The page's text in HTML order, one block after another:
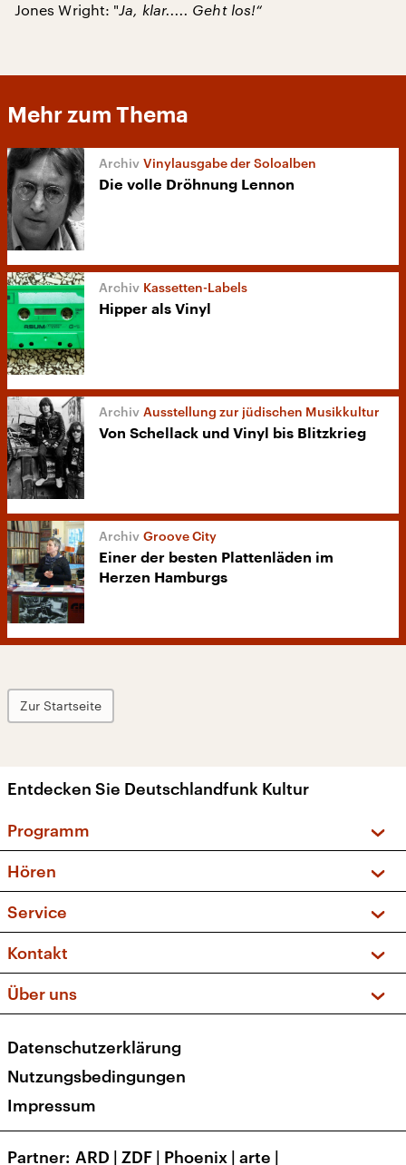
Jones Wright: "Ja, klar..... Geht los!“
Mehr zum Thema
Vinylausgabe der Soloalben
Die volle Dröhnung Lennon
Kassetten-Labels
Hipper als Vinyl
Ausstellung zur jüdischen Musikkultur
Von Schellack und Vinyl bis Blitzkrieg
Groove City
Einer der besten Plattenläden im
Herzen Hamburgs
Zur Startseite
Entdecken Sie Deutschlandfunk Kultur
Programm
Sendungen und Podcasts
Musikliste
Kakadu – Das Kinderprogramm
Hören
Frequenzen (UKW + DAB+)
Service
FAQ
Apps
Newsletter
Kontakt
Social Media
Über uns
Presse
Karriere
Transparenz
Datenschutzerklärung
Nutzungsbedingungen
Impressum
Partner ARD | ZDF | Phoenix | arte |